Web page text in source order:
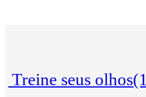
Treine seus